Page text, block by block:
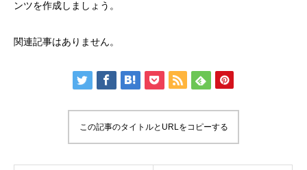
ンツを作成しましょう。
関連記事はありません。
この記事のタイトルとURLをコピーする